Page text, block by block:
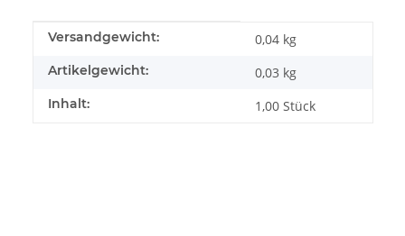
Produkteigenschaft
Wert
Versandgewicht: 0,04 kg
Artikelgewicht: 0,03 kg
Inhalt: 1,00 Stück